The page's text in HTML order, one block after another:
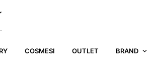
COSMESI OUTLET BRAND